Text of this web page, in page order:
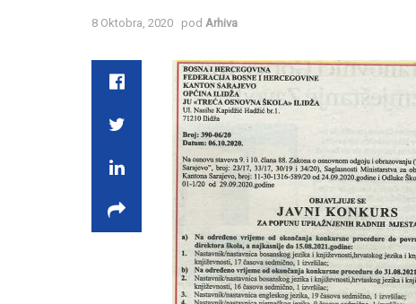
8 Oktobra, 2020 pod Arhiva